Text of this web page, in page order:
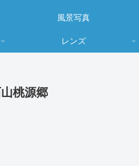
風景写真
レンズ
桃源郷